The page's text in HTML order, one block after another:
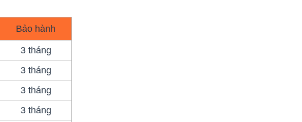
Bảo hành
3 tháng
3 tháng
3 tháng
3 tháng